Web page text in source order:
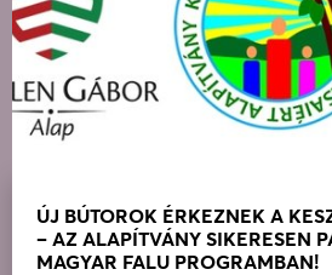
ÚJ BÚTOROK ÉRKEZNEK A
– AZ ALAPÍTVÁNY SIKERESEN
MAGYAR FALU PROGRAMBAN!